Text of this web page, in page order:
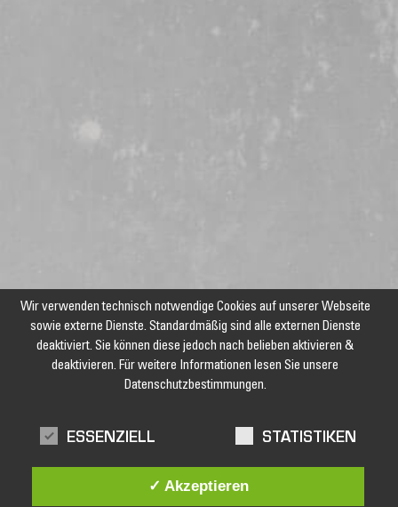
Aktionen mehr verpassen!
Wir verwenden technisch notwendige Cookies auf unserer Webseite
sowie externe Dienste. Standardmäßig sind alle externen Dienste
deaktiviert. Sie können diese jedoch nach belieben aktivieren &
deaktivieren. Für weitere Informationen lesen Sie unsere
Datenschutzbestimmungen.
ESSENZIELL STATISTIKEN
✓ Akzeptieren